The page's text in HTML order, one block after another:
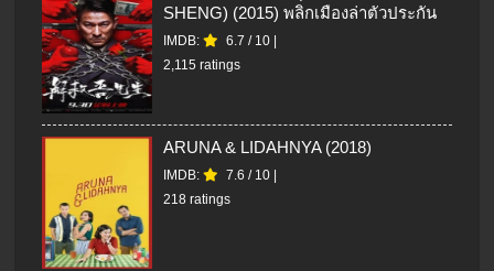
SHENG) (2015) พลิกเมืองล่าตัวประกัน
IMDB: 6.7 / 10
2,115 ratings
ARUNA & LIDAHNYA (2018)
IMDB: 7.6 / 10
218 ratings